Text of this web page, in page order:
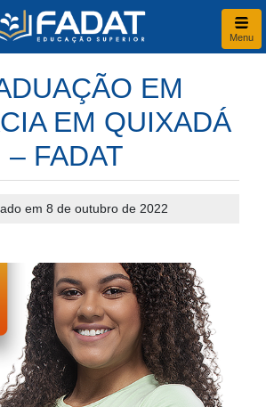
Menu
EM
EM QUIXADÁ
– FADAT
em 8 de outubro de 2022